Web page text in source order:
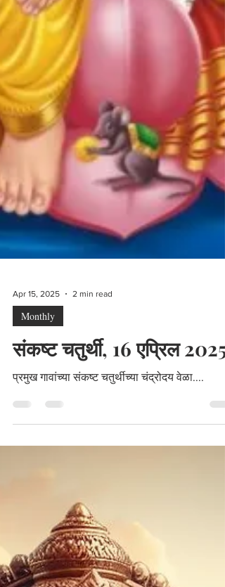
Apr 15, 2025
Monthly
संकष्ट चतुर्थी, 16 एप्रिल 2025
प्रमुख गावांच्या संकष्ट चतुर्थीच्या चंद्रोदय वेळा....